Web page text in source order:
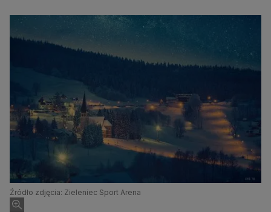
Źródło zdjęcia: Zieleniec Sport Arena